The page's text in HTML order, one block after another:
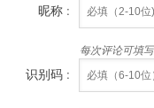
昵称 :
每次评论可填
识别码 :